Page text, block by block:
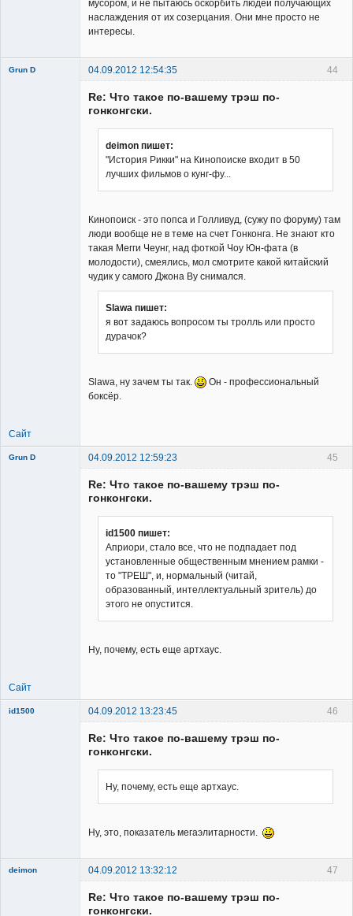
мусором, и не пытаюсь оскорбить людей получающих
наслаждения от их созерцания. Они мне просто не
интересы.
44
Grun D 04.09.2012 12:54:35
Re: Что такое по-вашему трэш по-
гонконгски.
deimon пишет:
"История Рикки" на Кинопоиске входит в 50
лучших фильмов о кунг-фу...
Кинопоиск - это попса и Голливуд, (сужу по форуму) там
люди вообще не в теме на счет Гонконга. Не знают кто
такая Мегги Чеунг, над фоткой Чоу Юн-фата (в
молодости), смеялись, мол смотрите какой китайский
чудик у самого Джона Ву снимался.
Slawa пишет:
я вот задаюсь вопросом ты тролль или просто
дурачок?
Slawa, ну зачем ты так.
Он - профессиональный
боксёр.
Сайт
45
Grun D 04.09.2012 12:59:23
Re: Что такое по-вашему трэш по-
гонконгски.
id1500 пишет:
Априори, стало все, что не подпадает под
установленные общественным мнением рамки -
то "ТРЕШ", и, нормальный (читай,
образованный, интеллектуальный зритель) до
этого не опустится.
Ну, почему, есть еще артхаус.
Сайт
46
id1500
04.09.2012 13:23:45
Re: Что такое по-вашему трэш по-
гонконгски.
Ну, почему, есть еще артхаус.
Ну, это, показатель мегаэлитарности.
47
deimon
04.09.2012 13:32:12
Re: Что такое по-вашему трэш по-
гонконгски.